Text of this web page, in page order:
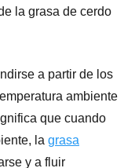
la grasa de cerdo
a partir de los
ambiente
que cuando
la grasa
y a fluir